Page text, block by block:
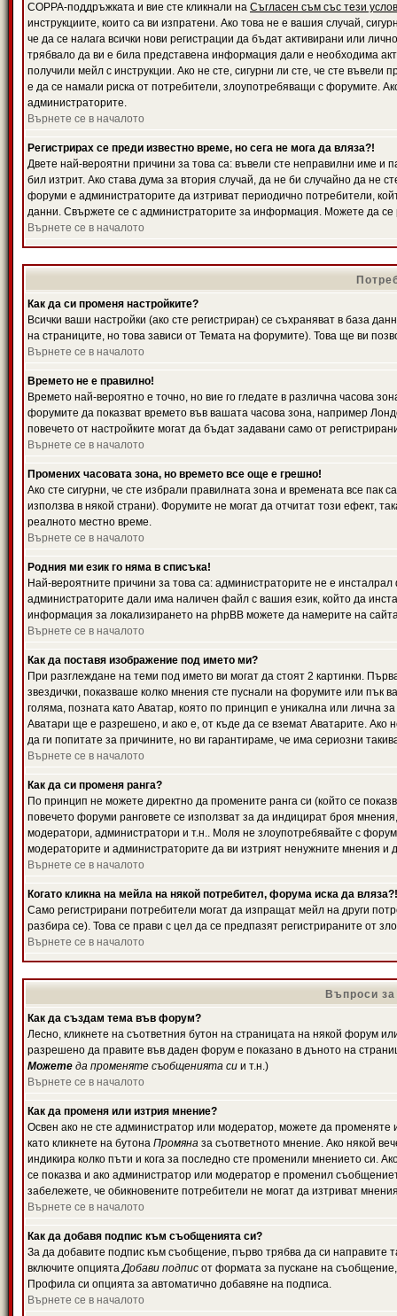
COPPA-поддръжката и вие сте кликнали на Съгласен съм със тези
инструкциите, които са ви изпратени. Ако това не е вашия случай,
че да се налага всички нови регистрации да бъдат активирани или
трябвало да ви е била представена информация дали е необходима
получили мейл с инструкции. Ако не сте, сигурни ли сте, че сте
е да се намали риска от потребители, злоупотребяващи с форумите.
администраторите.
Върнете се в началото
Регистрирах се преди известно време, но сега не мога да вляза?!
Двете най-вероятни причини за това са: въвели сте неправилни име и
бил изтрит. Ако става дума за втория случай, да не би случайно да
форуми е администраторите да изтриват периодично потребители,
данни. Свържете се с администраторите за информация. Можете да се
Върнете се в началото
Как да си променя настройките?
Всички ваши настройки (ако сте регистриран) се съхраняват в база
на страниците, но това зависи от Темата на форумите). Това ще ви
Върнете се в началото
Времето не е правилно!
Времето най-вероятно е точно, но вие го гледате в различна часова
форумите да показват времето във вашата часова зона, например
повечето от настройките могат да бъдат задавани само от
Върнете се в началото
Промених часовата зона, но времето все още е грешно!
Ако сте сигурни, че сте избрали правилната зона и времената все
използва в някой страни). Форумите не могат да отчитат този ефект,
реалното местно време.
Върнете се в началото
Родния ми език го няма в списъка!
Най-вероятните причини за това са: администраторите не е
администраторите дали има наличен файл с вашия език, който да
информация за локализирането на phpBB можете да намерите на
Върнете се в началото
Как да поставя изображение под името ми?
При разглеждане на теми под името ви могат да стоят 2 картинки.
звездички, показваше колко мнения сте пуснали на форумите или пък
голяма, позната като Аватар, която по принцип е уникална или лична
Аватари ще е разрешено, и ако е, от къде да се вземат Аватарите.
да ги попитате за причините, но ви гарантираме, че има сериозни
Върнете се в началото
Как да си променя ранга?
По принцип не можете директно да промените ранга си (който се
повечето форуми ранговете се използват за да индицират броя
модератори, администратори и т.н.. Моля не злоупотребявайте с
модераторите и администраторите да ви изтрият ненужните мнения и
Върнете се в началото
Когато кликна на мейла на някой потребител, форума иска да вляза?!
Само регистрирани потребители могат да изпращат мейл на други
разбира се). Това се прави с цел да се предпазят регистрираните от
Върнете се в началото
Въпроси
Как да създам тема във форум?
Лесно, кликнете на съответния бутон на страницата на някой форум
разрешено да правите във даден форум е показано в дъното на
Можете да променяте съобщенията си и т.н.)
Върнете се в началото
Как да променя или изтрия мнение?
Освен ако не сте администратор или модератор, можете да
като кликнете на бутона Промяна за съответното мнение. Ако някой
индикира колко пъти и кога за последно сте променили мнението си.
се показва и ако администратор или модератор е променил
забележете, че обикновените потребители не могат да изтриват
Върнете се в началото
Как да добавя подпис към съобщенията си?
За да добавите подпис към съобщение, първо трябва да си
включите опциятаДобави подпис от формата за пускане на
Профила си опцията за автоматично добавяне на подписа.
Върнете се в началото